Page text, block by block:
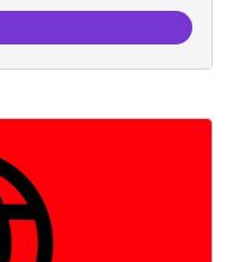
d'implicació dels residents